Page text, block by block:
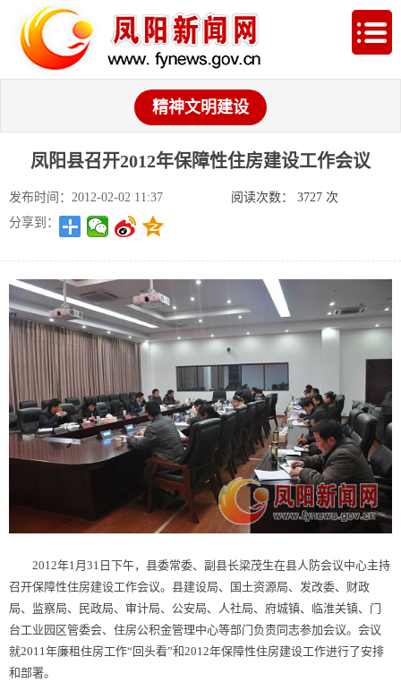
精神文明建设
凤阳县召开2012年保障性住房建设工作会议
发布时间：2012-02-02 11:37 阅读次数： 3727次
分享到：
2012年1月31日下午，县委常委、副县长梁茂生在县人防会议中心主持
召开保障性住房建设工作会议。县建设局、国土资源局、发改委、财政
局、监察局、民政局、审计局、公安局、人社局、府城镇、临淮关镇、门
台工业园区管委会、住房公积金管理中心等部门负责同志参加会议。会议
就2011年廉租住房工作“回头看”和2012年保障性住房建设工作进行了安排
和部署。